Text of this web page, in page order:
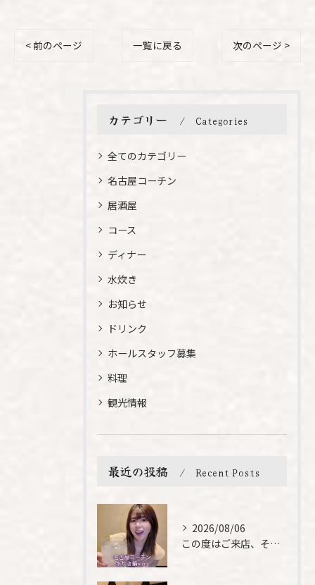
< 前のページ 一覧に戻る 次のページ >
カテゴリー Categories
全てのカテゴリー
名古屋コーチン
居酒屋
コース
ディナー
水炊き
お知らせ
ドリンク
ホールスタッフ募集
料理
観光情報
最近の投稿 Recent Posts
2026/08/06
この度はご来店、そして素敵なご紹介誠にありがとうございます✨...